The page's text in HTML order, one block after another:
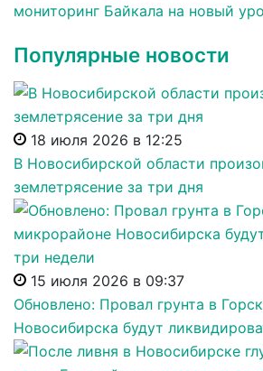
мониторинг Байкала на новый
Популярные новости
18 июля 2026 в 12:25
В Новосибирской области
землетрясение за три дня
15 июля 2026 в 09:37
Обновлено: Провал грунта в
Новосибирска будут